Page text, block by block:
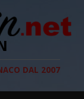
DAL 2007